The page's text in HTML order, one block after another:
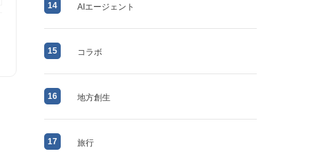
14 AIエージェント
15 コラボ
16 地方創生
17 旅行